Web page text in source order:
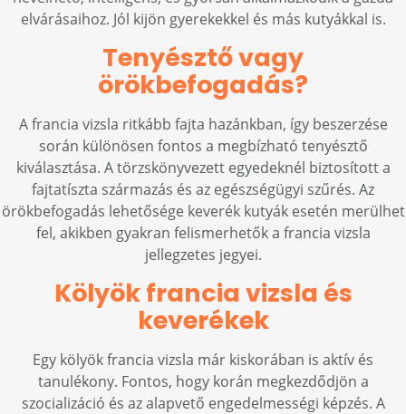
elvárásaihoz. Jól kijön gyerekekkel és más kutyákkal is.
Tenyésztő vagy
örökbefogadás?
A francia vizsla ritkább fajta hazánkban, így beszerzése
során különösen fontos a megbízható tenyésztő
kiválasztása. A törzskönyvezett egyedeknél biztosított a
fajtatíszta származás és az egészségügyi szűrés. Az
örökbefogadás lehetősége keverék kutyák esetén merülhet
fel, akikben gyakran felismerhetők a francia vizsla
jellegzetes jegyei.
Kölyök francia vizsla és
keverékek
Egy kölyök francia vizsla már kiskorában is aktív és
tanulékony. Fontos, hogy korán megkezdődjön a
szocializáció és az alapvető engedelmességi képzés. A